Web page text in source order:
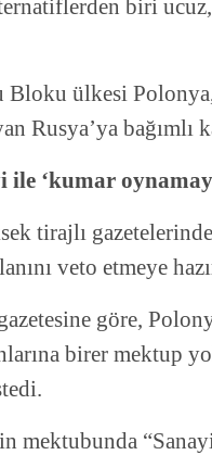
biri
ülkesi
Rusya’ya
ile ‘kumar
tirajlı
veto etmeye
göre,
birer mektup
mektubunda